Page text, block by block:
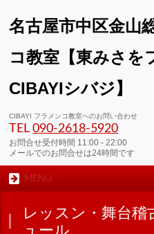
名古屋市中区金
コ教室【東みさを
CIBAYIシバジ】
CIBAYI フラメンコ教室へのお問い合わせ
TEL090-2618‐5920
お問合せ受付時間 11:00 - 22:00
メールでのお問合せは24時間です
MENU
レッスン・舞台稽
ュール
01:00
02:00
03:00